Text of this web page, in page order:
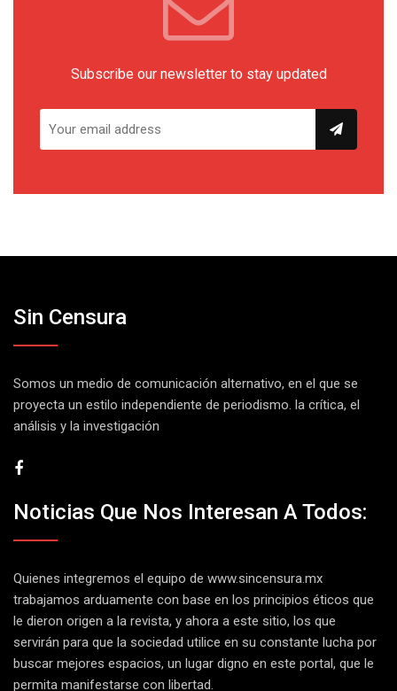
Subscribe our newsletter to stay updated
Sin Censura
Somos un medio de comunicación alternativo, en el que se
proyecta un estilo independiente de periodismo. la crítica, el
análisis y la investigación
Noticias Que Nos Interesan A Todos:
Quienes integremos el equipo de www.sincensura.mx
trabajamos arduamente con base en los principios éticos que
le dieron origen a la revista, y ahora a este sitio, los que
servirán para que la sociedad utilice en su constante lucha por
buscar mejores espacios, un lugar digno en este portal, que le
permita manifestarse con libertad.